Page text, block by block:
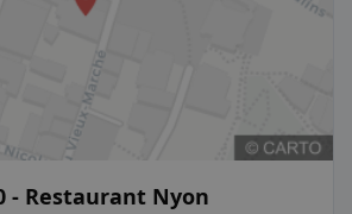
- Restaurant Nyon